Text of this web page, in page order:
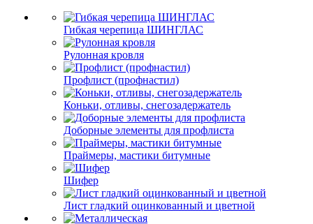
Гибкая черепица ШИНГЛАС
Рулонная кровля
Профлист (профнастил)
Коньки, отливы, снегозадержатель
Доборные элементы для профлиста
Праймеры, мастики битумные
Шифер
Лист гладкий оцинкованный и цветной